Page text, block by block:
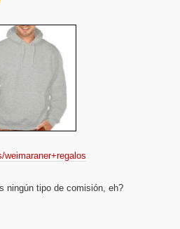
weimaraner+regalos
ningún tipo de comisión, eh?